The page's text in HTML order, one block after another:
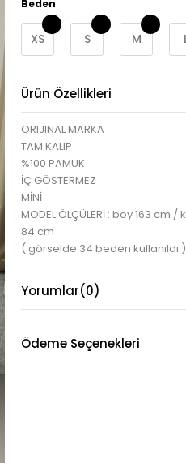
Beden
XS S M
Ürün Özellikleri
ORIJINAL MARKA
TAM KALIP
%100 PAMUK
İÇ GÖSTERMEZ
MİNİ
MODEL ÖLÇÜLERİ : boy 163
84 cm
( görselde 34 beden kullanıldı )
Yorumlar(0)
Ödeme Seçenekleri